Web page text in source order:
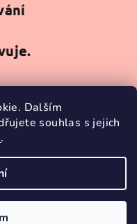
Dalším
souhlas s jejich
.